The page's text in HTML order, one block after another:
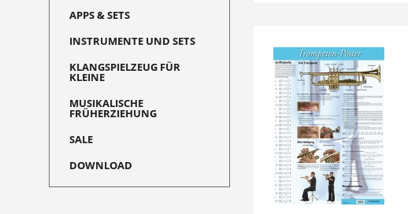
APPS & SETS
INSTRUMENTE UND SETS
KLANGSPIELZEUG FÜR
KLEINE
MUSIKALISCHE
FRÜHERZIEHUNG
SALE
DOWNLOAD